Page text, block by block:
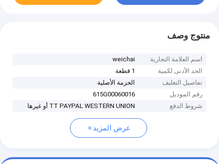
منتوج وصف
اسم العلامة التجارية
weichai
الحد الأدنى لكمية
1 قطعة
تفاصيل التغليف
الحزمة الأصلية
رقم الموديل
615G00060016
شروط الدفع
TT PAYPAL WESTERN UNION أو غيرها
عرض المزيد